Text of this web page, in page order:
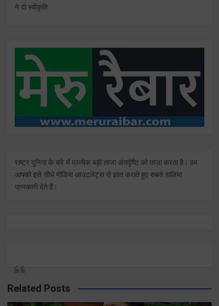
ने दी स्वीकृति
राष्ट्र दुनिया के बारे में प्रत्येक बड़ी ताजा अंतर्दृष्टि को ताज़ा करता है। हम
आपको इसे सीधे मीडिया आउटलेट्स से ज्ञात कराते हुए सबसे हालिया
जानकारी देते हैं।
Related Posts